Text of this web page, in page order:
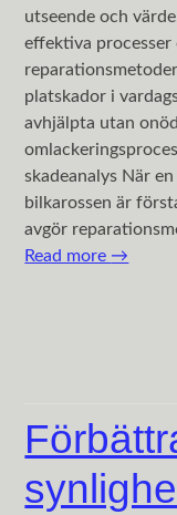
utseende och
effektiva processer
platskador i
avhjälpta utan
skadeanalys När
bilkarossen är
avgör
Read more →